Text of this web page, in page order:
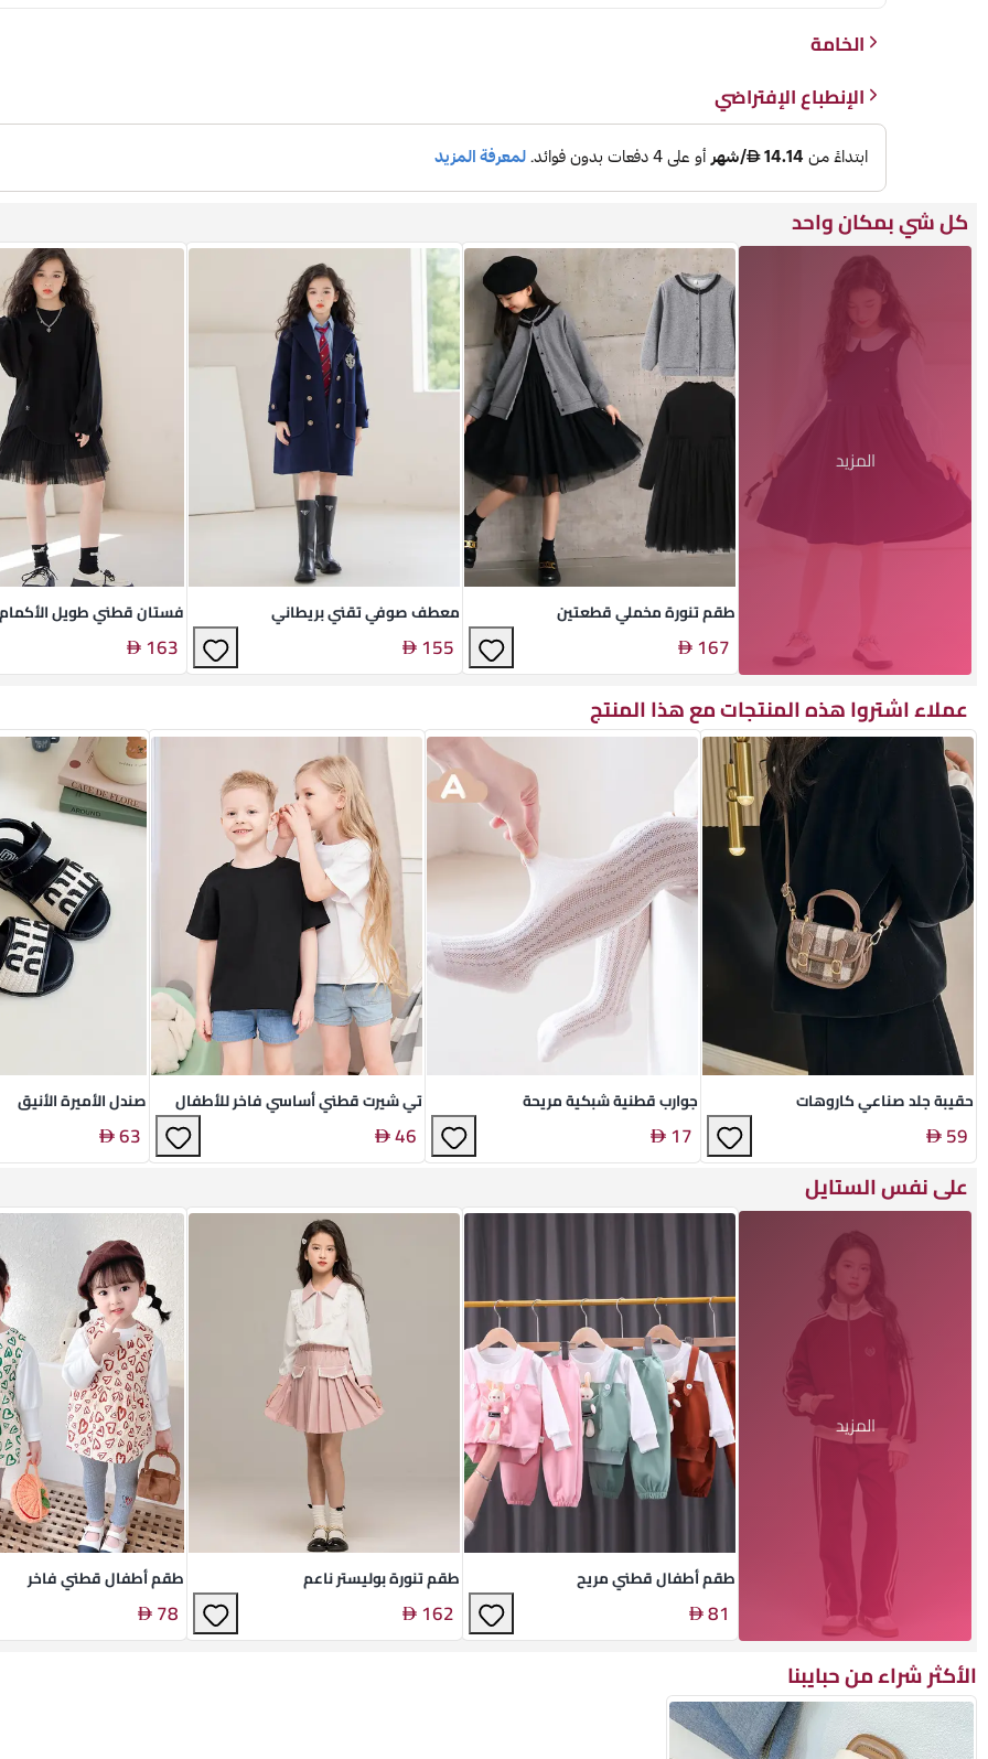
الخامة
الإنطباع الإفتراضي
كل شي بمكان واحد
المزيد
طقم تنورة مخملي قطعتين
167
معطف صوفي تقني بريطاني
155
فستان قطني طويل
163
عملاء اشتروا هذه المنتجات مع هذا المنتج
حقيبة جلد صناعي كاروهات
59
جوارب قطنية شبكية مريحة
17
تي شيرت قطني أساسي فاخر للأطفال
46
صندل الأميرة الأنيق
63
على نفس الستايل
المزيد
طقم أطفال قطني مريح
81
طقم تنورة بوليستر ناعم
162
طقم أطفال قطني فاخر
78
الأكثر شراء من حبايبنا